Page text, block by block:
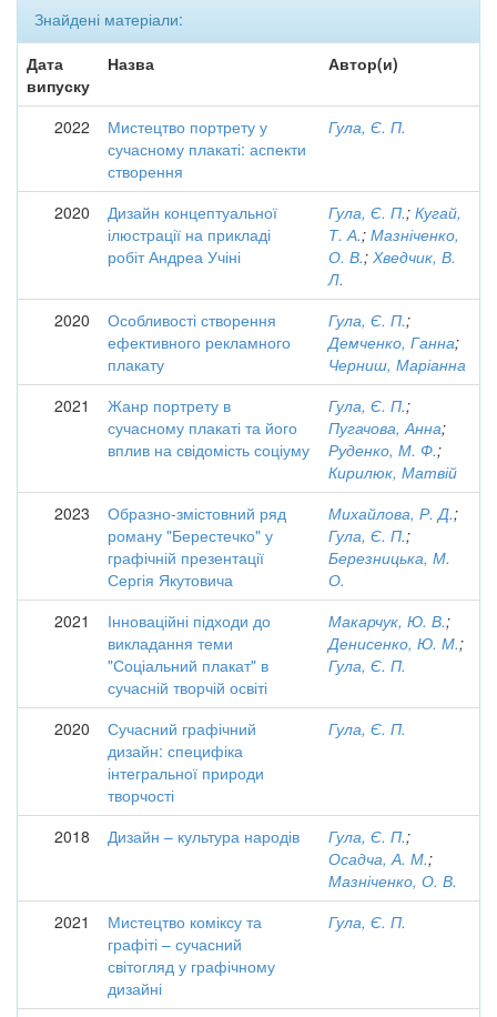
Знайдені матеріали:
Дата
випуску
Назва Автор(и)
2022
Мистецтво портрету у
сучасному плакаті: аспекти
створення
Гула, Є. П.
2020
Дизайн концептуальної
ілюстрації на прикладі
робіт Андреа Учіні
Гула, Є. П.; Кугай,
Т. А.; Мазніченко,
О. В.; Хведчик, В.
Л.
2020
Особливості створення
ефективного рекламного
плакату
Гула, Є. П.;
Демченко, Ганна;
Черниш, Маріанна
2021
Жанр портрету в
сучасному плакаті та його
вплив на свідомість соціуму
Гула, Є. П.;
Пугачова, Анна;
Руденко, М. Ф.;
Кирилюк, Матвій
2023
Образно-змістовний ряд
роману "Берестечко" у
графічній презентації
Сергія Якутовича
Михайлова, Р. Д.;
Гула, Є. П.;
Березницька, М.
О.
2021
Інноваційні підходи до
викладання теми
"Соціальний плакат" в
сучасній творчій освіті
Макарчук, Ю. В.;
Денисенко, Ю. М.;
Гула, Є. П.
2020
Сучасний графічний
дизайн: специфіка
інтегральної природи
творчості
Гула, Є. П.
2018 Дизайн – культура народів Гула, Є. П.;
Осадча, А. М.;
Мазніченко, О. В.
2021
Мистецтво коміксу та
графіті – сучасний
світогляд у графічному
дизайні
Гула, Є. П.